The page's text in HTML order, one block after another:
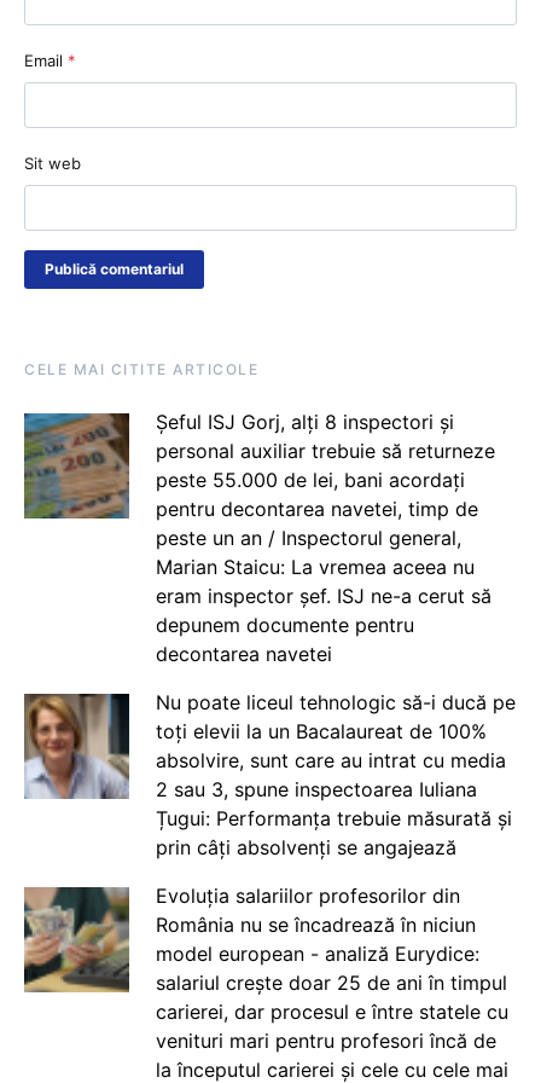
Email *
Sit web
CELE MAI CITITE ARTICOLE
Șeful ISJ Gorj, alți 8 inspectori și
personal auxiliar trebuie să returneze
peste 55.000 de lei, bani acordați
pentru decontarea navetei, timp de
peste un an / Inspectorul general,
Marian Staicu: La vremea aceea nu
eram inspector șef. ISJ ne-a cerut să
depunem documente pentru
decontarea navetei
Nu poate liceul tehnologic să-i ducă pe
toți elevii la un Bacalaureat de 100%
absolvire, sunt care au intrat cu media
2 sau 3, spune inspectoarea Iuliana
Țugui: Performanța trebuie măsurată și
prin câți absolvenți se angajează
Evoluția salariilor profesorilor din
România nu se încadrează în niciun
model european - analiză Eurydice:
salariul crește doar 25 de ani în timpul
carierei, dar procesul e între statele cu
venituri mari pentru profesori încă de
la începutul carierei și cele cu cele mai